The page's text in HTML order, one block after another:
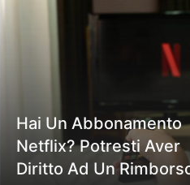
Hai Un Abbonamento
Netflix? Potresti Aver
Diritto Ad Un